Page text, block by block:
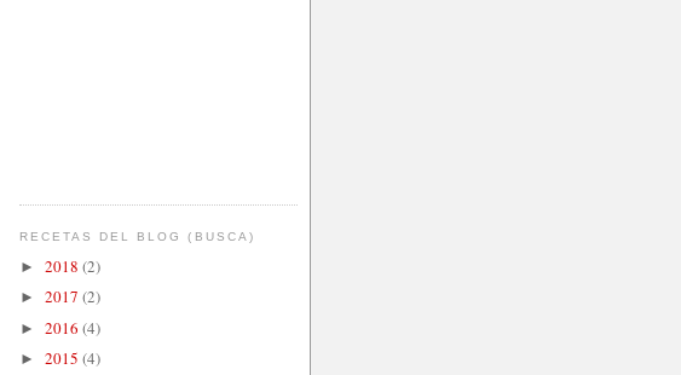
RECETAS DEL BLOG (BUSCA)
► 2018 (2)
► 2017 (2)
► 2016 (4)
► 2015 (4)